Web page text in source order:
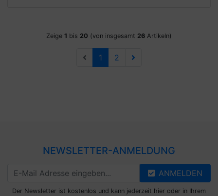
Zeige 1 bis 20 (von insgesamt 26 Artikeln)
1 2
NEWSLETTER-ANMELDUNG
ANMELDEN
Der Newsletter ist kostenlos und kann jederzeit hier oder in Ihrem